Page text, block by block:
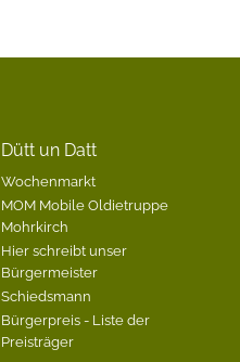
Dütt un Datt
Wochenmarkt
MOM Mobile Oldietruppe
Mohrkirch
Hier schreibt unser
Bürgermeister
Schiedsmann
Bürgerpreis - Liste der
Preisträger